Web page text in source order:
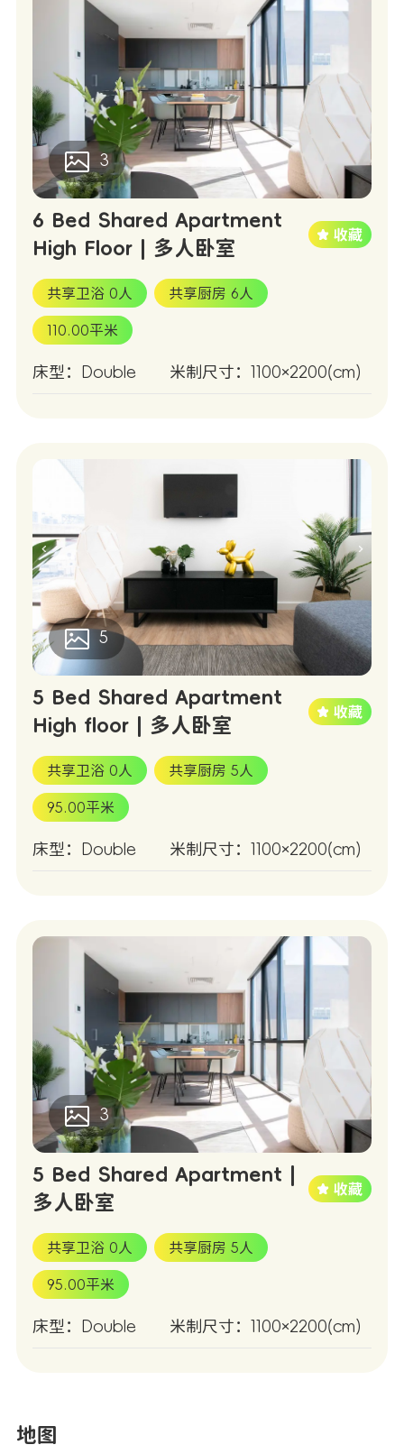
3
6 Bed Shared Apartment
High Floor | 多人卧室
共享卫浴 0人 共享厨房 6人
110.00平米
床型：Double 米制尺寸：1100×2200(cm)
5
5 Bed Shared Apartment
High floor | 多人卧室
共享卫浴 0人 共享厨房 5人
95.00平米
床型：Double 米制尺寸：1100×2200(cm)
3
5 Bed Shared Apartment |
多人卧室
共享卫浴 0人 共享厨房 5人
95.00平米
床型：Double 米制尺寸：1100×2200(cm)
地图